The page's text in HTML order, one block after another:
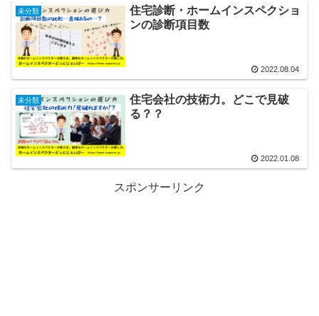
未分類
住宅診断・ホームインスペクショ
ンの診断項目数
2022.08.04
未分類
住宅会社の技術力。どこで見破
る？？
2022.01.08
スポンサーリンク